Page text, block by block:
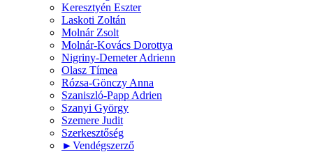
Keresztyén Eszter
Laskoti Zoltán
Molnár Zsolt
Molnár-Kovács Dorottya
Nigriny-Demeter Adrienn
Olasz Tímea
Rózsa-Gönczy Anna
Szaniszló-Papp Adrien
Szanyi György
Szemere Judit
Szerkesztőség
►Vendégszerző